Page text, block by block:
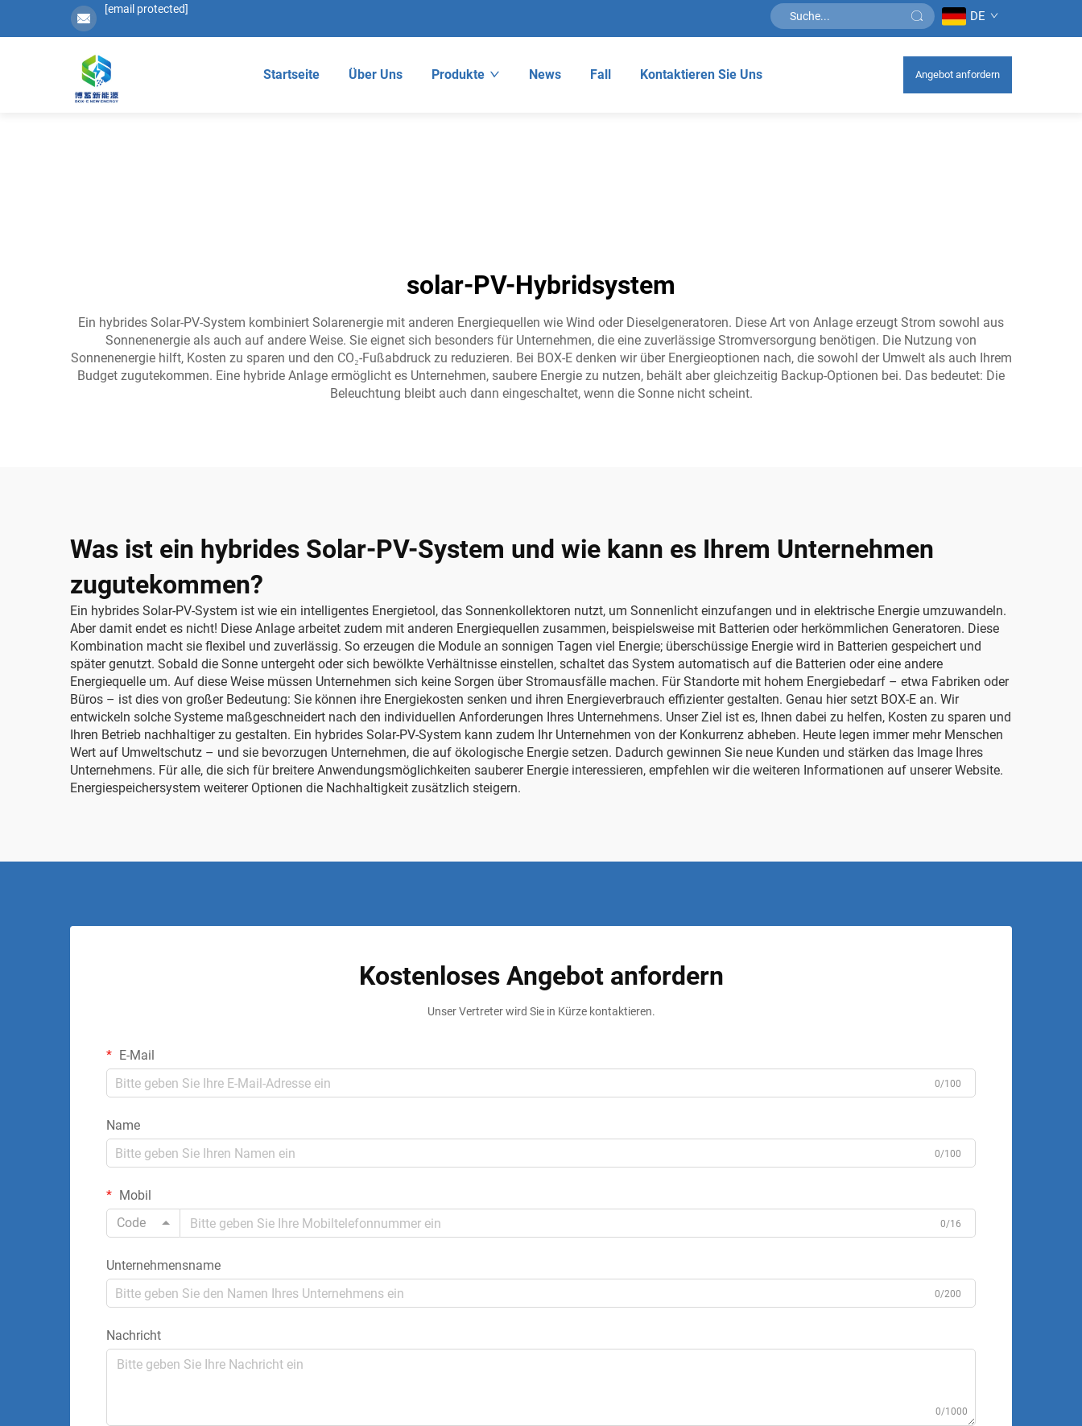
[email protected] DE
Startseite Über Uns Produkte News Fall Kontaktieren Sie Uns Angebot anfordern
solar-PV-Hybridsystem
Ein hybrides Solar-PV-System kombiniert Solarenergie mit anderen Energiequellen wie Wind oder Dieselgeneratoren. Diese Art von Anlage erzeugt Strom sowohl aus
Sonnenenergie als auch auf andere Weise. Sie eignet sich besonders für Unternehmen, die eine zuverlässige Stromversorgung benötigen. Die Nutzung von
Sonnenenergie hilft, Kosten zu sparen und den CO₂-Fußabdruck zu reduzieren. Bei BOX-E denken wir über Energieoptionen nach, die sowohl der Umwelt als auch Ihrem
Budget zugutekommen. Eine hybride Anlage ermöglicht es Unternehmen, saubere Energie zu nutzen, behält aber gleichzeitig Backup-Optionen bei. Das bedeutet: Die
Beleuchtung bleibt auch dann eingeschaltet, wenn die Sonne nicht scheint.
Was ist ein hybrides Solar-PV-System und wie kann es Ihrem Unternehmen
zugutekommen?
Ein hybrides Solar-PV-System ist wie ein intelligentes Energietool, das Sonnenkollektoren nutzt, um Sonnenlicht einzufangen und in elektrische Energie umzuwandeln.
Aber damit endet es nicht! Diese Anlage arbeitet zudem mit anderen Energiequellen zusammen, beispielsweise mit Batterien oder herkömmlichen Generatoren. Diese
Kombination macht sie flexibel und zuverlässig. So erzeugen die Module an sonnigen Tagen viel Energie; überschüssige Energie wird in Batterien gespeichert und
später genutzt. Sobald die Sonne untergeht oder sich bewölkte Verhältnisse einstellen, schaltet das System automatisch auf die Batterien oder eine andere
Energiequelle um. Auf diese Weise müssen Unternehmen sich keine Sorgen über Stromausfälle machen. Für Standorte mit hohem Energiebedarf – etwa Fabriken oder
Büros – ist dies von großer Bedeutung: Sie können ihre Energiekosten senken und ihren Energieverbrauch effizienter gestalten. Genau hier setzt BOX-E an. Wir
entwickeln solche Systeme maßgeschneidert nach den individuellen Anforderungen Ihres Unternehmens. Unser Ziel ist es, Ihnen dabei zu helfen, Kosten zu sparen und
Ihren Betrieb nachhaltiger zu gestalten. Ein hybrides Solar-PV-System kann zudem Ihr Unternehmen von der Konkurrenz abheben. Heute legen immer mehr Menschen
Wert auf Umweltschutz – und sie bevorzugen Unternehmen, die auf ökologische Energie setzen. Dadurch gewinnen Sie neue Kunden und stärken das Image Ihres
Unternehmens. Für alle, die sich für breitere Anwendungsmöglichkeiten sauberer Energie interessieren, empfehlen wir die weiteren Informationen auf unserer Website.
Energiespeichersystem weiterer Optionen die Nachhaltigkeit zusätzlich steigern.
Kostenloses Angebot anfordern
Unser Vertreter wird Sie in Kürze kontaktieren.
E-Mail
0/100
Name
0/100
Mobil
Code
0/16
Unternehmensname
0/200
Nachricht
0/1000